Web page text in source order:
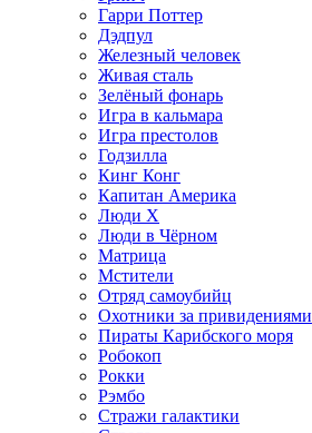
Гарри Поттер
Дэдпул
Железный человек
Живая сталь
Зелёный фонарь
Игра в кальмара
Игра престолов
Годзилла
Кинг Конг
Капитан Америка
Люди X
Люди в Чёрном
Матрица
Мстители
Отряд самоубийц
Охотники за привидениями
Пираты Карибского моря
Робокоп
Рокки
Рэмбо
Стражи галактики